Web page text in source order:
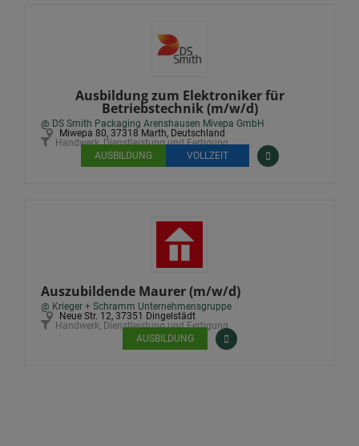
Ausbildung zum Elektroniker für
Betriebstechnik (m/w/d)
@ DS Smith Packaging Arenshausen Mivepa GmbH
Miwepa 80, 37318 Marth, Deutschland
Handwerk, Dienstleistung und Fertigung
AUSBILDUNG
VOLLZEIT
Auszubildende Maurer (m/w/d)
@ Krieger + Schramm Unternehmensgruppe
Neue Str. 12, 37351 Dingelstädt
Handwerk, Dienstleistung und Fertigung
AUSBILDUNG